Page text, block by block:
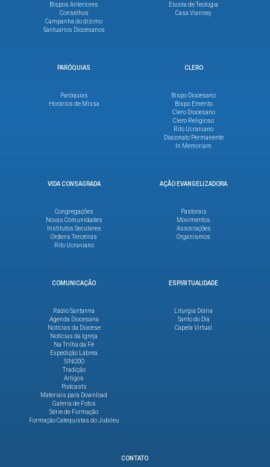
Bispos Anteriores
Conselhos
Campanha do dízimo
Santuários Diocesanos
Escola de Teologia
Casa Vianney
PARÓQUIAS
Paróquias
Horários de Missa
CLERO
Bispo Diocesano
Bispo Emérito
Clero Diocesano
Clero Religioso
Rito Ucraniano
Diaconato Permanente
In Memoriam
VIDA CONSAGRADA
Congregações
Novas Comunidades
Institutos Seculares
Ordens Terceiras
Rito Ucraniano
AÇÃO EVANGELIZADORA
Pastorais
Movimentos
Associações
Organismos
COMUNICAÇÃO
Rádio Santanna
Agenda Diocesana
Notícias da Diocese
Notícias da Igreja
Na Trilha da Fé
Expedição Lábrea
SINODO
Tradição
Artigos
Podcasts
Materiais para Download
Galeria de Fotos
Série de Formação
Formação Catequistas do Jubileu
ESPIRITUALIDADE
Liturgia Diária
Santo do Dia
Capela Virtual
CONTATO